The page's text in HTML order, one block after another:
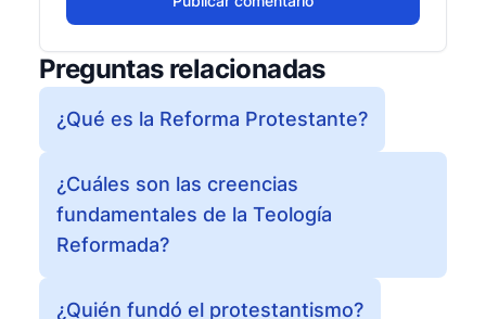
Preguntas relacionadas
¿Qué es la Reforma Protestante?
¿Cuáles son las creencias
fundamentales de la Teología
Reformada?
¿Quién fundó el protestantismo?